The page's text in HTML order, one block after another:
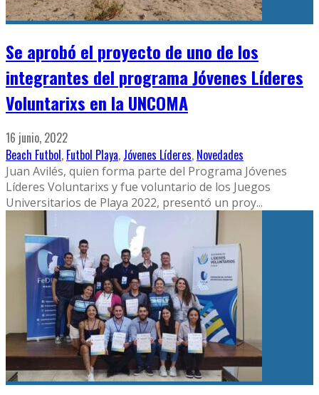
Se aprobó el proyecto de uno de los
integrantes del programa Jóvenes Líderes
Voluntarixs en la UNCOMA
16 junio, 2022
Beach Futbol, Futbol Playa, Jóvenes Líderes, Novedades
Juan Avilés, quien forma parte del Programa Jóvenes
Líderes Voluntarixs y fue voluntario de los Juegos
Universitarios de Playa 2022, presentó un proy...